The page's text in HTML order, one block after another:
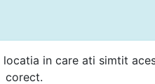
in care ati simtit
corect.